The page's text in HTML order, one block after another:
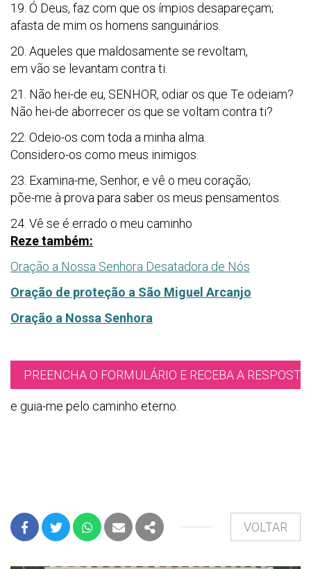
19. Ó Deus, faz com que os ímpios desapareçam;
afasta de mim os homens sanguinários.
20. Aqueles que maldosamente se revoltam,
em vão se levantam contra ti.
21. Não hei-de eu, SENHOR, odiar os que Te odeiam?
Não hei-de aborrecer os que se voltam contra ti?
22. Odeio-os com toda a minha alma.
Considero-os como meus inimigos.
23. Examina-me, Senhor, e vê o meu coração;
põe-me à prova para saber os meus pensamentos.
24. Vê se é errado o meu caminho
Reze também:
Oração a Nossa Senhora Desatadora de Nós
Oração de proteção a São Miguel Arcanjo
Oração a Nossa Senhora
PREENCHA O FORMULÁRIO E RECEBA A
e guia-me pelo caminho eterno.
FACEBOOK
TWITTERWHATSAPP
E-MAILPARTILHAR
VOLTAR